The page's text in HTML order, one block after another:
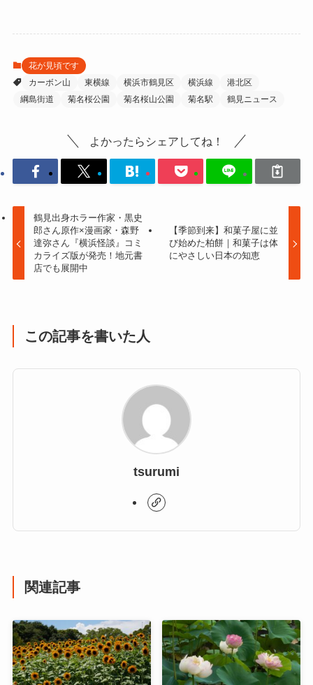
花が見頃です
カーボン山
東横線 横浜市鶴見区 横浜線
港北区
綱島街道
菊名桜公園 菊名桜山公園 菊名駅 鶴見ニュース
よかったらシェアしてね！
鶴見出身ホラー作家・黒史
郎さん原作×漫画家・森野
達弥さん『横浜怪談』コミ
カライズ版が発売！地元書
店でも展開中
【季節到来】和菓子屋に並
び始めた柏餅｜和菓子は体
にやさしい日本の知恵
この記事を書いた人
tsurumi
関連記事